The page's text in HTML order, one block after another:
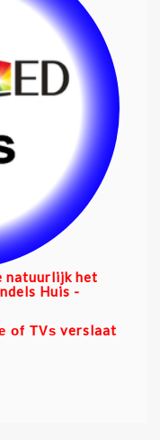
natuurlijk het
Huis -
of TVs verslaat
tv?
kijkt